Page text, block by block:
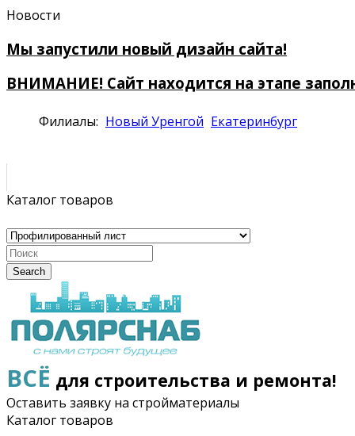
Новости
Мы запустили новый дизайн сайта!
ВНИМАНИЕ! Сайт находится на этапе
Филиалы: Новый Уренгой Екатеринбург
Каталог товаров
Search
ВСЁ для строительства и ремонта!
Оставить заявку на стройматериалы
Каталог товаров